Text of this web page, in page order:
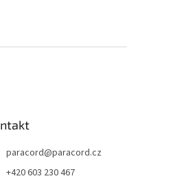
paracord@paracord.cz
+420 603 230 467